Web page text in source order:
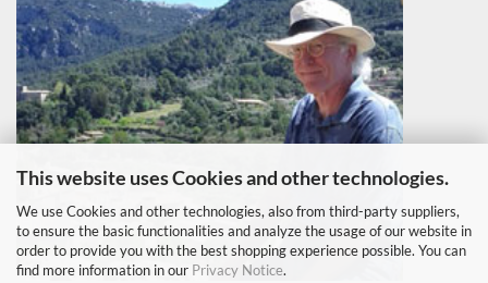
This website uses Cookies and other technologies.
We use Cookies and other technologies, also from third-party suppliers,
to ensure the basic functionalities and analyze the usage of our website in
order to provide you with the best shopping experience possible. You can
find more information in our Privacy Notice.